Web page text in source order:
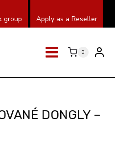
group Apply as a Reseller
0
DONGLY –